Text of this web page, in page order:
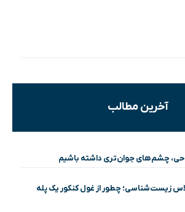
آخرین مطالب
چشم‌های جوان‌تری داشته باشیم
زیست‌شناسی؛ چطور از غول کنکور یک پله